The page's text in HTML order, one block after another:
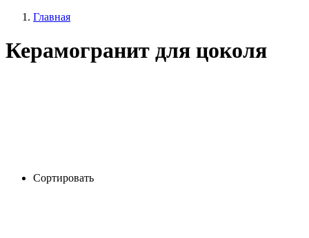
Главная
Керамогранит для цоколя
Сортировать